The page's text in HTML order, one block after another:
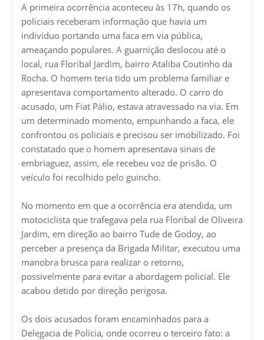
A primeira ocorrência aconteceu às 17h, quando os
policiais receberam informação que havia um
indivíduo portando uma faca em via pública,
ameaçando populares. A guarnição deslocou até o
local, rua Floribal Jardim, bairro Ataliba Coutinho da
Rocha. O homem teria tido um problema familiar e
apresentava comportamento alterado. O carro do
acusado, um Fiat Pálio, estava atravessado na via. Em
um determinado momento, empunhando a faca, ele
confrontou os policiais e precisou ser imobilizado. Foi
constatado que o homem apresentava sinais de
embriaguez, assim, ele recebeu voz de prisão. O
veículo foi recolhido pelo guincho.
No momento em que a ocorrência era atendida, um
motociclista que trafegava pela rua Floribal de Oliveira
Jardim, em direção ao bairro Tude de Godoy, ao
perceber a presença da Brigada Militar, executou uma
manobra brusca para realizar o retorno,
possivelmente para evitar a abordagem policial. Ele
acabou detido por direção perigosa.
Os dois acusados foram encaminhados para a
Delegacia de Polícia, onde ocorreu o terceiro fato: a